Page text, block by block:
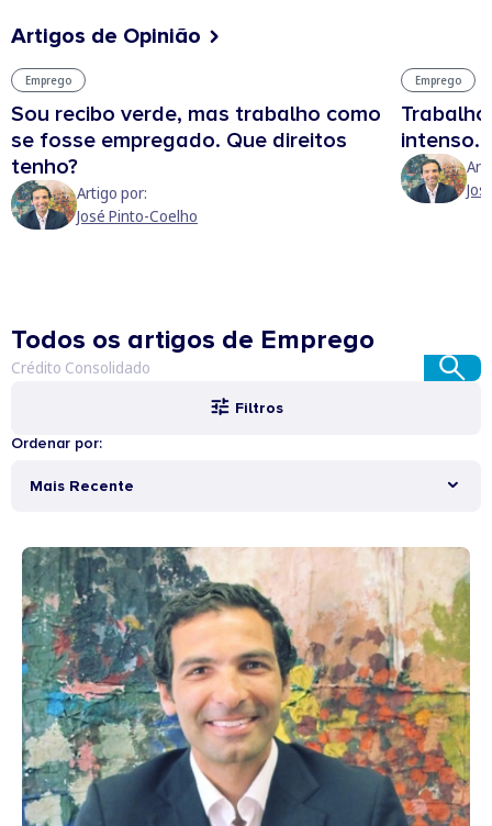
Artigos de Opinião
Emprego
Sou recibo verde, mas trabalho como
se fosse empregado. Que direitos
tenho?
Artigo por:
José Pinto-Coelho
Emprego
intenso.
Todos os artigos de Emprego
Filtros
Ordenar por:
Mais Recente